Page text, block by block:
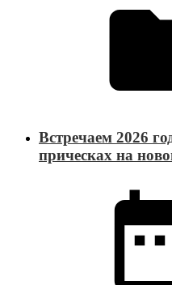
Встречаем 2026
прическах на